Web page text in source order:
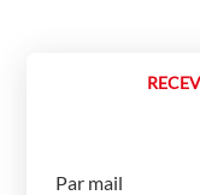
Par mail